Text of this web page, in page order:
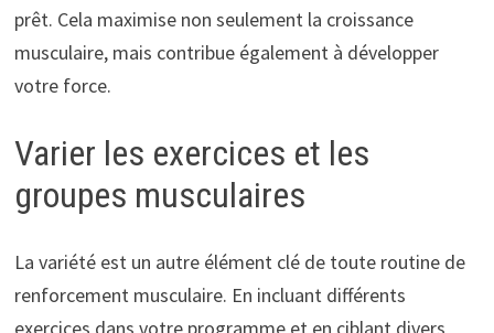
prêt. Cela maximise non seulement la croissance
musculaire, mais contribue également à développer
votre force.
Varier les exercices et les
groupes musculaires
La variété est un autre élément clé de toute routine de
renforcement musculaire. En incluant différents
exercices dans votre programme et en ciblant divers